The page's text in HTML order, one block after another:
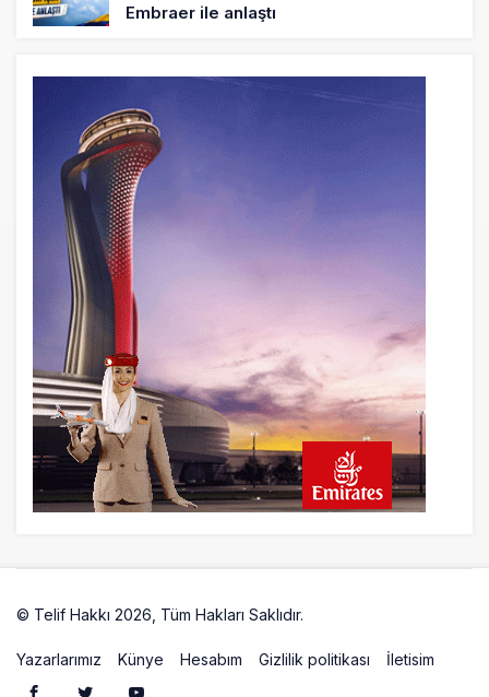
Embraer ile anlaştı
Üniversite adayı avlanma ve aldanma!
Yazıcıoğlu Kazası 19 yıl sonra sil baştan
SHGM yönetiminin hiç mi kusuru yok?
© Telif Hakkı 2026, Tüm Hakları Saklıdır.
Yazarlarımız Künye Hesabım Gizlilik politikası İletisim